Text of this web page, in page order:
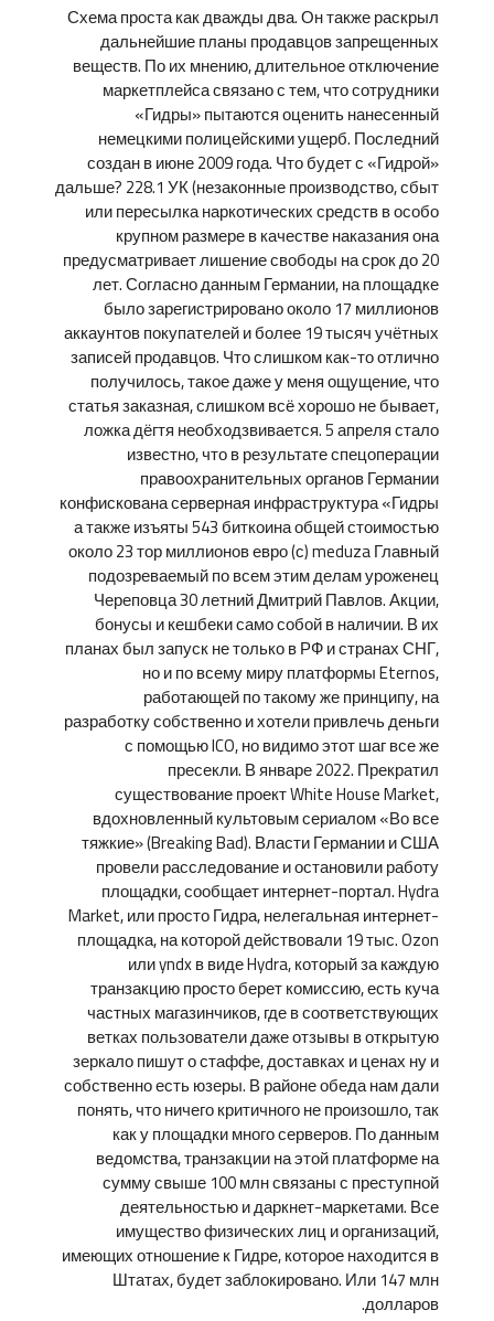
Схема проста как дважды два. Он также раскрыл
дальнейшие планы продавцов запрещенных
веществ. По их мнению, длительное отключение
маркетплейса связано с тем, что сотрудники
«Гидры» пытаются оценить нанесенный
немецкими полицейскими ущерб. Последний
создан в июне 2009 года. Что будет с «Гидрой»
дальше? 228.1 УК (незаконные производство, сбыт
или пересылка наркотических средств в особо
крупном размере в качестве наказания она
предусматривает лишение свободы на срок до 20
лет. Согласно данным Германии, на площадке
было зарегистрировано около 17 миллионов
аккаунтов покупателей и более 19 тысяч учётных
записей продавцов. Что слишком как-то отлично
получилось, такое даже у меня ощущение, что
статья заказная, слишком всё хорошо не бывает,
ложка дёгтя необходзвивается. 5 апреля стало
известно, что в результате спецоперации
правоохранительных органов Германии
конфискована серверная инфраструктура «Гидры
а также изъяты 543 биткоина общей стоимостью
около 23 тор миллионов евро (с) meduza Главный
подозреваемый по всем этим делам уроженец
Череповца 30 летний Дмитрий Павлов. Акции,
бонусы и кешбеки само собой в наличии. В их
планах был запуск не только в РФ и странах СНГ,
но и по всему миру платформы Eternos,
работающей по такому же принципу, на
разработку собственно и хотели привлечь деньги
с помощью ICO, но видимо этот шаг все же
пресекли. В январе 2022. Прекратил
существование проект White House Market,
вдохновленный культовым сериалом «Во все
тяжкие» (Breaking Bad). Власти Германии и США
провели расследование и остановили работу
площадки, сообщает интернет-портал. Hydra
Market, или просто Гидра, нелегальная интернет-
площадка, на которой действовали 19 тыс. Ozon
или yndx в виде Hydra, который за каждую
транзакцию просто берет комиссию, есть куча
частных магазинчиков, где в соответствующих
ветках пользователи даже отзывы в открытую
зеркало пишут о стаффе, доставках и ценах ну и
собственно есть юзеры. В районе обеда нам дали
понять, что ничего критичного не произошло, так
как у площадки много серверов. По данным
ведомства, транзакции на этой платформе на
сумму свыше 100 млн связаны с преступной
деятельностью и даркнет-маркетами. Все
имущество физических лиц и организаций,
имеющих отношение к Гидре, которое находится в
Штатах, будет заблокировано. Или 147 млн
долларов.